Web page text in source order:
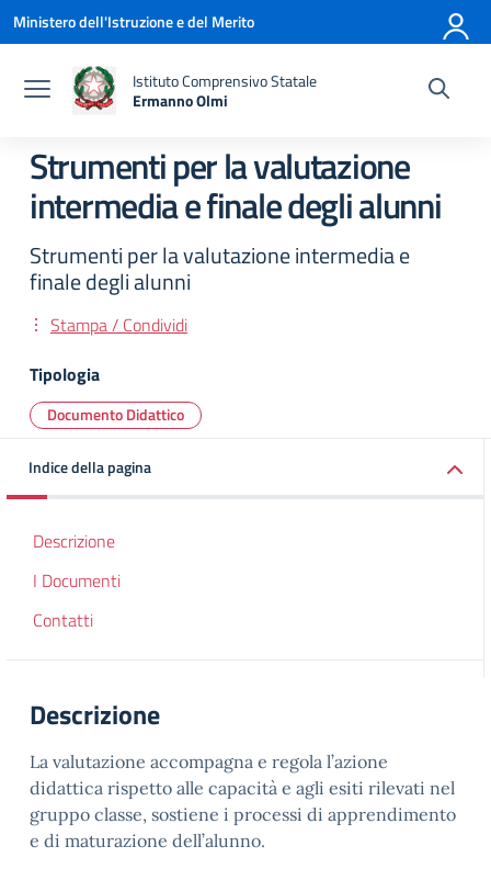
Vai ai contenuti
Vai al menu di navigazione
Vai al footer
Ministero dell'Istruzione e del Merito
Istituto Comprensivo Statale
Ermanno Olmi
Strumenti per la valutazione
intermedia e finale degli alunni
Strumenti per la valutazione intermedia e
finale degli alunni
Stampa / Condividi
Tipologia
Documento Didattico
Indice della pagina
Descrizione
I Documenti
Contatti
Descrizione
La valutazione accompagna e regola l’azione
didattica rispetto alle capacità e agli esiti rilevati nel
gruppo classe, sostiene i processi di apprendimento
e di maturazione dell’alunno.